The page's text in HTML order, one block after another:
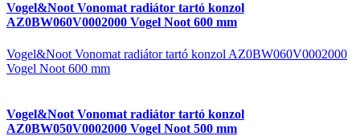
Vogel&Noot Vonomat radiátor tartó konzol
AZ0BW060V0002000 Vogel Noot 600 mm
Vogel&Noot Vonomat radiátor tartó konzol AZ0BW060V0002000
Vogel Noot 600 mm
Vogel&Noot Vonomat radiátor tartó konzol
AZ0BW050V0002000 Vogel Noot 500 mm